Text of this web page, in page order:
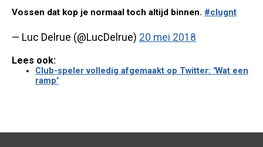
Vossen dat kop je normaal toch altijd binnen. #clugnt
— Luc Delrue (@LucDelrue) 20 mei 2018
Lees ook:
Club-speler volledig afgemaakt op Twitter: "Wat een
ramp"